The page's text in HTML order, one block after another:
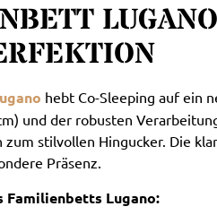
hebt Co-Sleeping auf ein
und der robusten
zum stilvollen Hingucker. Die
Präsenz.
Lugano: